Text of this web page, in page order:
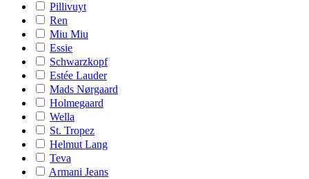
Pillivuyt
Ren
Miu Miu
Essie
Schwarzkopf
Estée Lauder
Mads Nørgaard
Holmegaard
Wella
St. Tropez
Helmut Lang
Teva
Armani Jeans